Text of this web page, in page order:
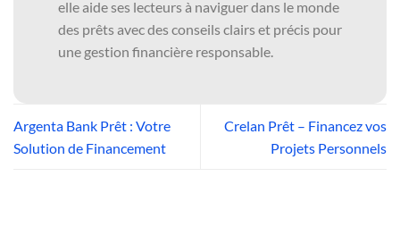
elle aide ses lecteurs à naviguer dans le monde
des prêts avec des conseils clairs et précis pour
une gestion financière responsable.
Argenta Bank Prêt : Votre
Solution de Financement
Crelan Prêt – Financez vos
Projets Personnels